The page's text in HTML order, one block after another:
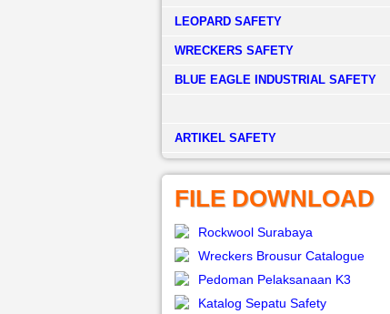
LEOPARD SAFETY
WRECKERS SAFETY
BLUE EAGLE INDUSTRIAL SAFETY
­ARTIKEL SAFETY
FILE DOWNLOAD
Rockwool Surabaya
Wreckers Brousur Catalogue
Pedoman Pelaksanaan K3
Katalog Sepatu Safety